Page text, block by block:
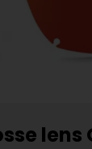
lens